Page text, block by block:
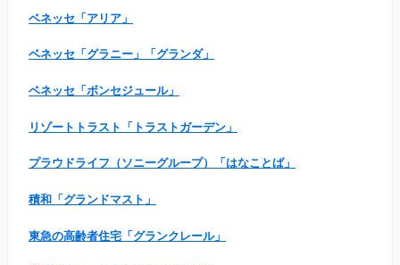
ベネッセ「アリア」
ベネッセ「グラニー」「グランダ」
ベネッセ「ボンセジュール」
リゾートトラスト「トラストガーデン」
プラウドライフ（ソニーグループ）「はなことば」
積和「グランドマスト」
東急の高齢者住宅「グランクレール」